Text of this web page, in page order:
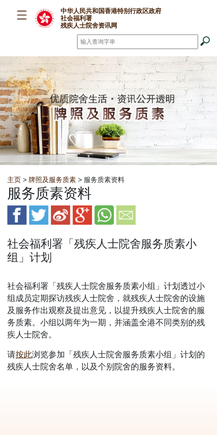
中华人民共和国香港特别行政区政府
社会福利署
残疾人士院舍资讯网
搜寻*
Breadcrumb
主页 > 牌照及服务质素 > 服务质素资料
服务质素资料
社会福利署「残疾人士院舍服务质素小
组」计划
社会福利署「残疾人士院舍服务质素小组」计划透过小
组成员定期探访残疾人士院舍，就残疾人士院舍的设施
及服务作出观察及提出意见，以提升残疾人士院舍的服
务质素。小组以两年为一期，并涵盖全港不同类别的残
疾人士院舍。
请按此浏览参加「残疾人士院舍服务质素小组」计划的
残疾人士院舍名单，以及个别院舍的服务资料。